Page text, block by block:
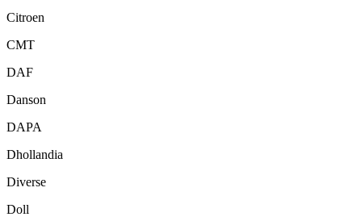
Citroen
CMT
DAF
Danson
DAPA
Dhollandia
Diverse
Doll